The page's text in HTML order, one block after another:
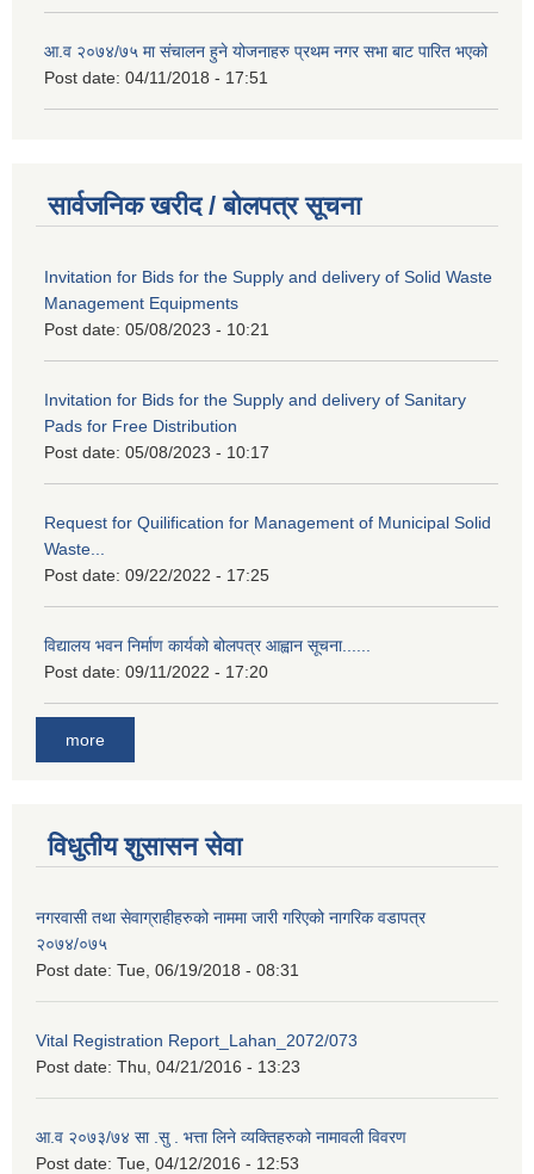
आ.व २०७४/७५ मा संचालन हुने योजनाहरु प्रथम नगर सभा बाट पारित भएको
Post date: 04/11/2018 - 17:51
सार्वजनिक खरीद / बोलपत्र सूचना
Invitation for Bids for the Supply and delivery of Solid Waste
Management Equipments
Post date: 05/08/2023 - 10:21
Invitation for Bids for the Supply and delivery of Sanitary
Pads for Free Distribution
Post date: 05/08/2023 - 10:17
Request for Quilification for Management of Municipal Solid
Waste...
Post date: 09/22/2022 - 17:25
विद्यालय भवन निर्माण कार्यको बोलपत्र आह्वान सूचना......
Post date: 09/11/2022 - 17:20
more
विधुतीय शुसासन सेवा
नगरवासी तथा सेवाग्राहीहरुको नाममा जारी गरिएको नागरिक वडापत्र
२०७४/०७५
Post date: Tue, 06/19/2018 - 08:31
Vital Registration Report_Lahan_2072/073
Post date: Thu, 04/21/2016 - 13:23
आ.व २०७३/७४ सा .सु . भत्ता लिने व्यक्तिहरुको नामावली विवरण
Post date: Tue, 04/12/2016 - 12:53